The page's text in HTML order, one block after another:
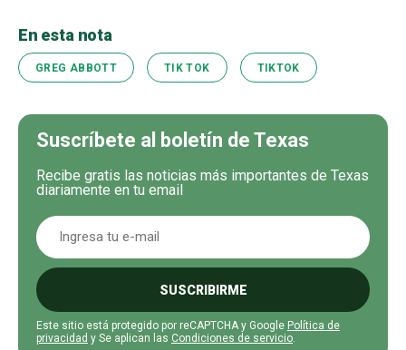
En esta nota
GREG ABBOTT TIK TOK TIKTOK
Suscríbete al boletín de Texas
Recibe gratis las noticias más importantes de Texas
diariamente en tu email
SUSCRIBIRME
Este sitio está protegido por reCAPTCHA y Google Política de
privacidad y Se aplican las Condiciones de servicio